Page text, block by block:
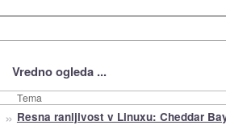
Vredno ogleda ...
Tema
» Resna ranljivost v Linuxu: Cheddar